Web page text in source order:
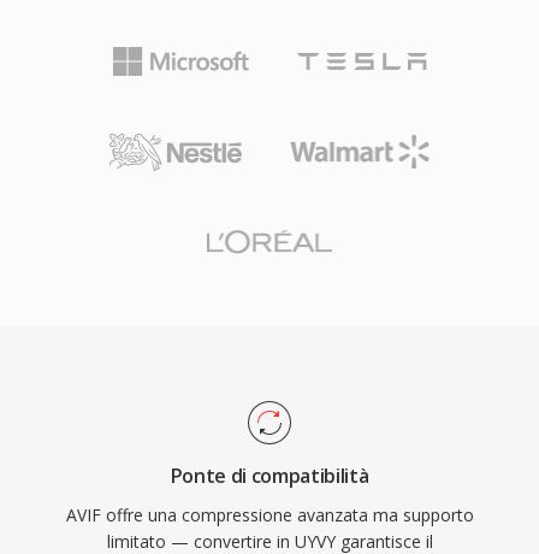
Ponte di compatibilità
AVIF offre una compressione avanzata ma supporto
limitato — convertire in UYVY garantisce il